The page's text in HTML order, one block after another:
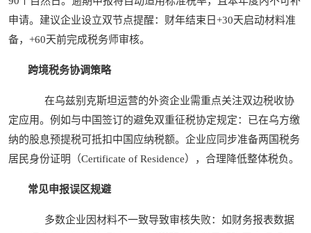
申请。建议企业设立双节点提醒：财年结束日+30天启动材料准
备，+60天前完成税务师审核。
跨境税务协调策略
在乌兹别克斯坦运营的外资企业需重点关注双边税收协
定应用。例如与中国签订的避免双重征税协定规定：已在乌方缴
纳的股息预提税可抵扣中国应纳税额。企业应同步准备两国税务
居民身份证明（Certificate of Residence），合理降低整体税负。
常见申报误区规避
多数企业因材料不一致导致审核失败：如财务报表数据